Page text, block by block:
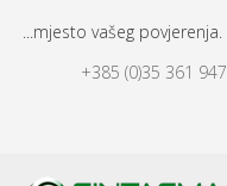
...mjesto vašeg povjerenja.
+385 (0)35 361 947